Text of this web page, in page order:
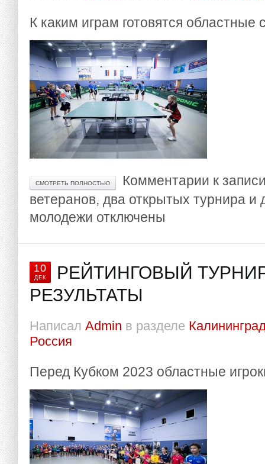
К каким играм готовятся областные
СМОТРЕТЬ ПОЛНОСТЬЮ Комментарии к
ветеранов, два открытых турнира и
молодежи отключены
10
ДЕК
РЕЙТИНГОВЫЙ
РЕЗУЛЬТАТЫ
Написал Admin в разделе
Россия
Перед Кубком 2023 областные